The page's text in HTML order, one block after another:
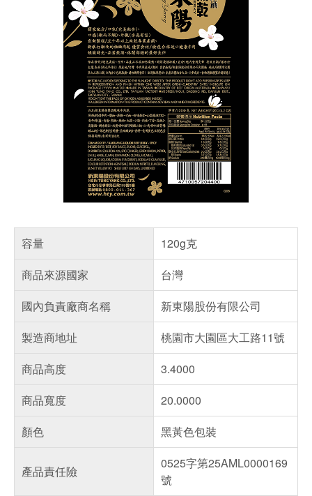
容量
120g克
商品來源國家
台灣
國內負責廠商名稱
新東陽股份有限公司
製造商地址
桃園市大園區大工路11號
商品高度
3.4000
商品寬度
20.0000
顏色
黑黃色包裝
產品責任險
0525字第25AML0000169
號